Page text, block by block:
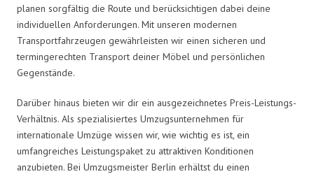
planen sorgfältig die Route und berücksichtigen dabei deine
individuellen Anforderungen. Mit unseren modernen
Transportfahrzeugen gewährleisten wir einen sicheren und
termingerechten Transport deiner Möbel und persönlichen
Gegenstände.
Darüber hinaus bieten wir dir ein ausgezeichnetes Preis-Leistungs-
Verhältnis. Als spezialisiertes Umzugsunternehmen für
internationale Umzüge wissen wir, wie wichtig es ist, ein
umfangreiches Leistungspaket zu attraktiven Konditionen
anzubieten. Bei Umzugsmeister Berlin erhältst du einen